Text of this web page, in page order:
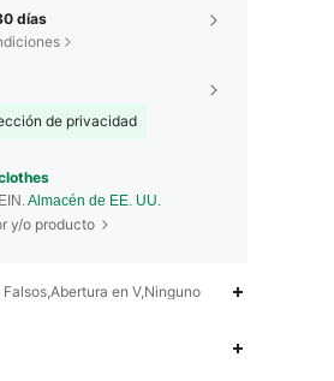
días
de privacidad
Almacén de EE. UU.
y/o producto
en V,Ninguno